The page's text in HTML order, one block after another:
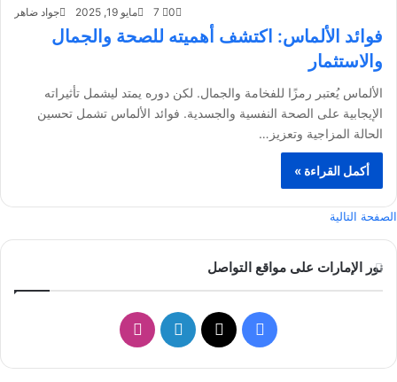
جواد ضاهر مايو 19, 2025 0
فوائد الألماس: اكتشف أهميته للصحة والجمال
والاستثمار
الألماس يُعتبر رمزًا للفخامة والجمال. لكن دوره يمتد ليشمل تأثيراته
الإيجابية على الصحة النفسية والجسدية. فوائد الألماس تشمل تحسين
الحالة المزاجية وتعزيز…
أكمل القراءة »
الصفحة التالية
نور الإمارات على مواقع التواصل
ي
X
ي
ن